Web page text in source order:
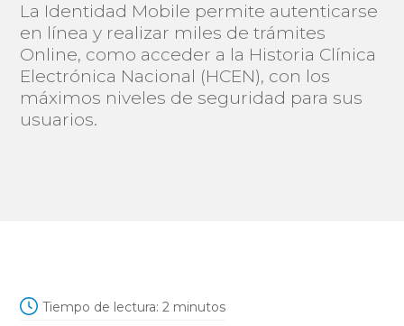
La Identidad Mobile permite autenticarse
en línea y realizar miles de trámites
Online, como acceder a la Historia Clínica
Electrónica Nacional (HCEN), con los
máximos niveles de seguridad para sus
usuarios.
Tiempo de lectura: 2 minutos